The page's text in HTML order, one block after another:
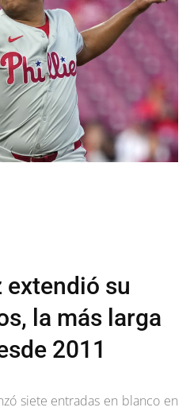
extendió su
la más larga
2011
siete entradas en blanco en